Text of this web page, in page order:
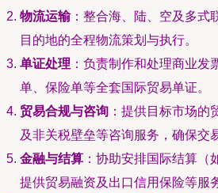
物流运输：整合海、陆、空及多式
目的地的全程物流策划与执行。
单证处理 ：负责制作和处理商业
单、保险单等全套国际贸易单证。
贸易合规与咨询 ：提供目标市场的
及非关税壁垒等咨询服务，确保交
金融与结算 ：协助安排国际结算
提供贸易融资及出口信用保险等服